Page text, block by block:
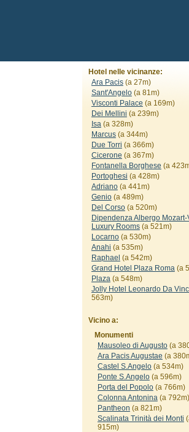
Hotel nelle vicinanze:
Ara Pacis(a 27m)
Sant'Angelo(a 81m)
Visconti Palace (a 169m)
Dei Mellini (a 239m)
Isa(a 328m)
Marcus(a 344m)
Due Torri (a 366m)
Cicerone (a 367m)
Fontanella Borghese (a
Portoghesi (a 428m)
Adriano(a 441m)
Genio(a 489m)
Del Corso(a 520m)
Dipendenza Albergo Mozart-
Luxury Rooms(a 521m)
Locarno(a 530m)
Anahi (a 535m)
Raphael (a 542m)
Grand Hotel Plaza Roma(a
Plaza(a 548m)
Jolly Hotel Leonardo Da
563m)
Vicino a:
Monumenti
Mausoleo di Augusto(a
Ara Pacis Augustae (a
Castel S.Angelo(a 534m)
Ponte S.Angelo(a 596m)
Porta del Popolo(a 766m)
Colonna Antonina(a 792m)
Pantheon (a 821m)
Scalinata Trinità dei Monti
915m)